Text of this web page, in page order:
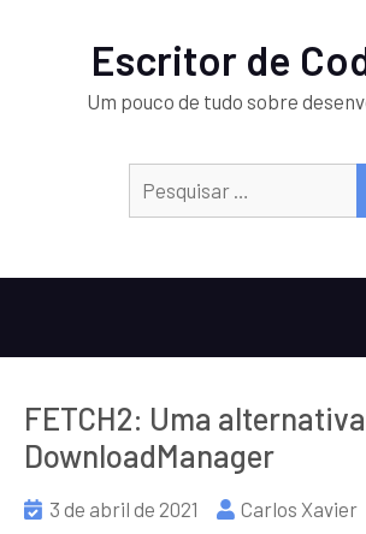
Escritor de
Um pouco de tudo sobre
FETCH2: Uma
DownloadManager
3 de abril de 2021 Carlos Xavier